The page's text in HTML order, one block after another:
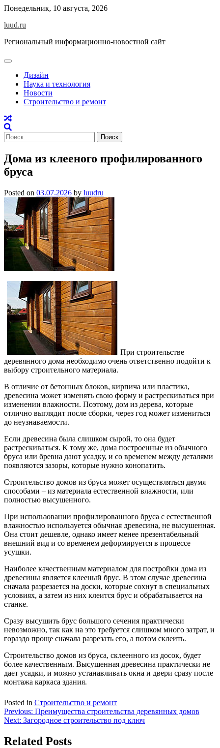
Skip
content
Понедельник, 10 августа, 2026
luud.ru
Региональный информационно-новостной сайт
Дизайн
Наука и технология
Новости
Строительство и ремонт
Найти:
Дома из клееного профилированного
бруса
Posted on 03.07.2026 by luudru
При строительстве
деревянного дома необходимо очень ответственно подойти к
выбору строительного материала.
В отличие от бетонных блоков, кирпича или пластика,
древесина может изменять свою форму и растрескиваться при
изменении влажности. Поэтому, дом из дерева, которые
отлично выглядит после сборки, через год может измениться
до неузнаваемости.
Если древесина была слишком сырой, то она будет
растрескиваться. К тому же, дома построенные из обычного
бруса или бревна дают усадку, и со временем между деталями
появляются зазоры, которые нужно конопатить.
Строительство домов из бруса может осуществляться двумя
способами – из материала естественной влажности, или
полностью высушенного.
При использовании профилированного бруса с естественной
влажностью используется обычная древесина, не высушенная.
Она стоит дешевле, однако имеет менее презентабельный
внешний вид и со временем деформируется в процессе
усушки.
Наиболее качественным материалом для постройки дома из
древесины является клееный брус. В этом случае древесина
сначала разрезается на доски, которые сохнут в специальных
условиях, а затем из них клеится брус и обрабатывается на
станке.
Сразу высушить брус большого сечения практически
невозможно, так как на это требуется слишком много затрат, и
гораздо проще сначала разрезать его, а потом склеить.
Строительство домов из бруса, склеенного из досок, будет
более качественным. Высушенная древесина практически не
дает усадки, и можно устанавливать окна и двери сразу после
монтажа каркаса здания.
Posted in Строительство и ремонт
Навигация
по
записям
Previous: Преимущества строительства деревянных домов
Next: Загородное строительство под ключ
Related Posts